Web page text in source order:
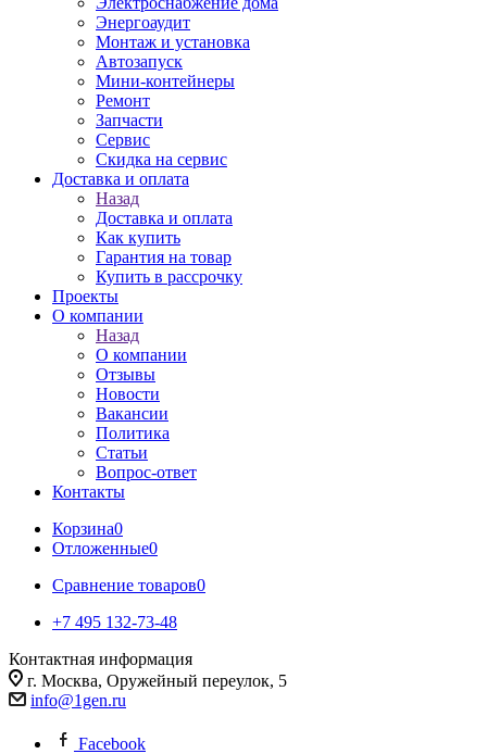
Энергоаудит
Монтаж и установка
Автозапуск
Мини-контейнеры
Ремонт
Запчасти
Сервис
Скидка на сервис
Доставка и оплата
Назад
Доставка и оплата
Как купить
Гарантия на товар
Купить в рассрочку
Проекты
О компании
Назад
О компании
Отзывы
Новости
Вакансии
Политика
Статьи
Вопрос-ответ
Контакты
Корзина0
Отложенные0
Сравнение товаров0
+7 495 132-73-48
Контактная информация
г. Москва, Оружейный переулок, 5
info@1gen.ru
Facebook